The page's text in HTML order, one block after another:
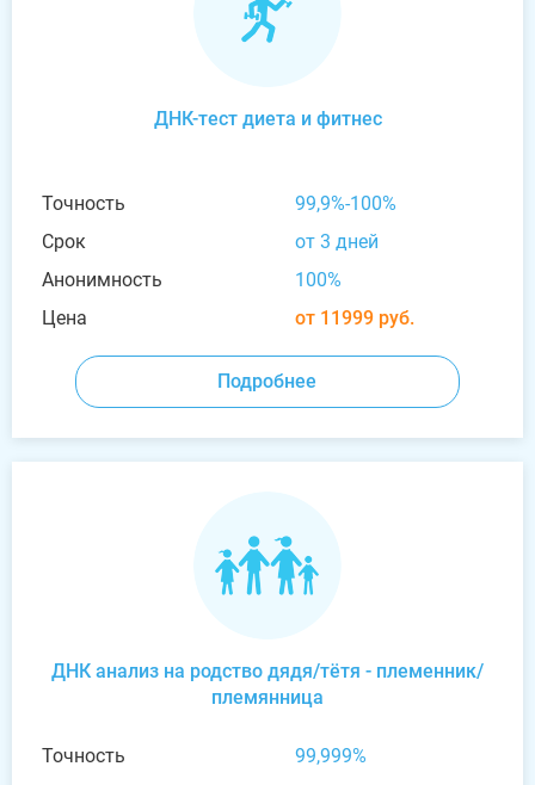
ДНК-тест диета и фитнес
Точность
99,9%-100%
Срок
от 3 дней
Анонимность
100%
Цена
от 11999 руб.
Подробнее
ДНК анализ на родство дядя/тётя - племенник/
племянница
Точность
99,999%